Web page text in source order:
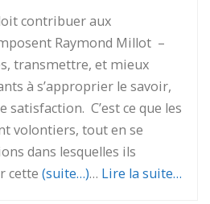
contribuer aux
Raymond Millot –
transmettre, et mieux
à s’approprier le savoir,
satisfaction. C’est ce que les
volontiers, tout en se
dans lesquelles ils
cette (suite…)… Lire la suite…